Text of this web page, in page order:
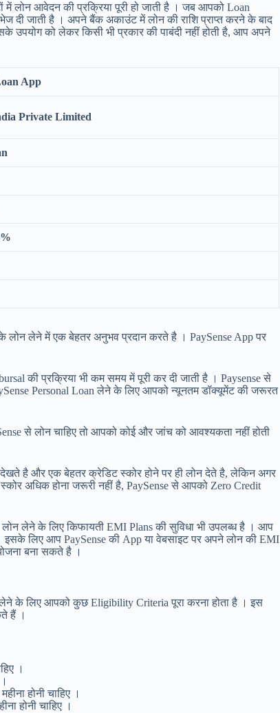
लोन आवेदन की प्रक्रिया पूरी हो जाती है । जब आपको Loan
दी जाती है । अपने बैंक अकाउंट में लोन की राशि प्राप्त करने के बाद
को लेकर किसी भी प्रकार की पाबंदी नहीं होती है, आप अपने
App
Private Limited
लेने में एक बेहतर अनुभव प्रदान करते है । PaySense App पर
की प्रक्रिया भी कम समय में पूरी कर दी जाती है । Paysense से
Personal Loan लेने के लिए आपको न्यूनतम डॉक्यूमेंट की जरूरत
से लोन चाहिए तो आपको कोई और जांच को आवश्यकता नहीं होती
है और एक बेहतर क्रेडिट स्कोर होने पर ही लोन देते है, लेकिन अगर
अधिक होना जरूरी नहीं है, PaySense से आपको Zero Credit
लेने के लिए किफायती EMI Plans की सुविधा भी उपलब्ध है । आप
लिए आप PaySense की App या वेबसाइट पर अपने लोन की EMI
बना सकते है ।
लेने के लिए आपको कुछ Eligibility Criteria पूरा करना होता है । इस
हैं ।
।
होनी चाहिए ।
होनी चाहिए ।